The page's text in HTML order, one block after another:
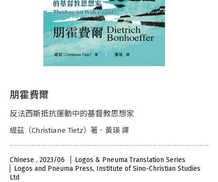
朋霍費爾
反法西斯抵抗運動中的基督教思想家
緹茲（Christiane Tietz）著．黃瑛 譯
Chinese , 2023/06
Logos & Pneuma Translation Series
Logos and Pneuma Press, Institute of Sino-Christian Studies
Ltd